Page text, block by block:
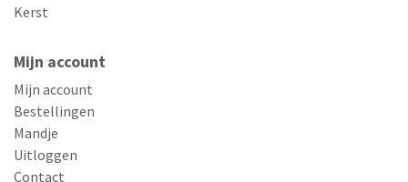
Kerst
Mijn account
Mijn account
Bestellingen
Mandje
Uitloggen
Contact